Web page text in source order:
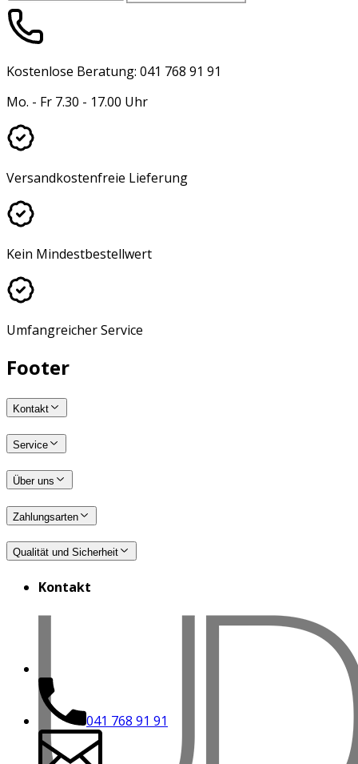
Kostenlose Beratung: 041 768 91 91
Mo. - Fr 7.30 - 17.00 Uhr
Versandkostenfreie Lieferung
Kein Mindestbestellwert
Umfangreicher Service
Footer
Kontakt
Service
Über uns
Zahlungsarten
Qualität und Sicherheit
Kontakt
041 768 91 91